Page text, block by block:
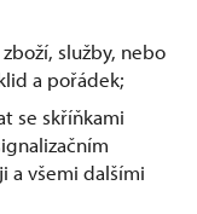
služby, nebo
a pořádek;
se skříňkami
a všemi dalšími